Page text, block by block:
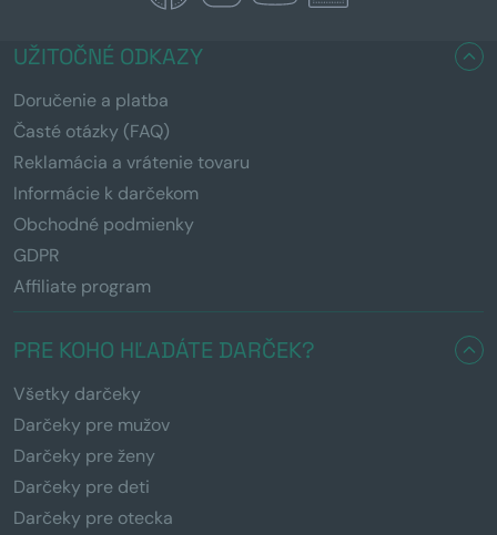
UŽITOČNÉ ODKAZY
Doručenie a platba
Časté otázky (FAQ)
Reklamácia a vrátenie tovaru
Informácie k darčekom
Obchodné podmienky
GDPR
Affiliate program
PRE KOHO HĽADÁTE DARČEK?
Všetky darčeky
Darčeky pre mužov
Darčeky pre ženy
Darčeky pre deti
Darčeky pre otecka